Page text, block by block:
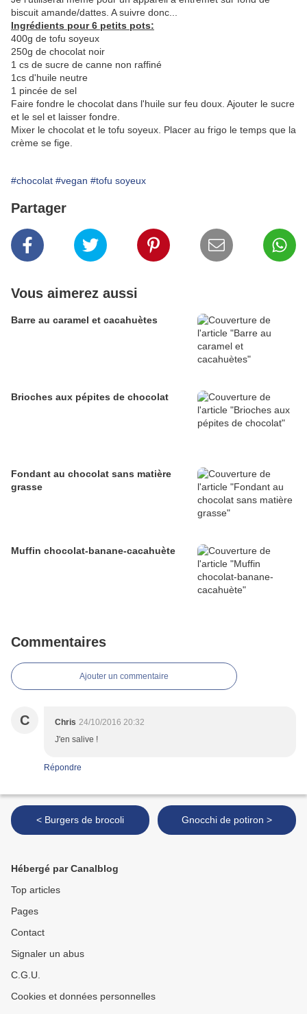
biscuit amande/dattes. A suivre donc...
Ingrédients pour 6 petits pots:
400g de tofu soyeux
250g de chocolat noir
1 cs de sucre de canne non raffiné
1cs d'huile neutre
1 pincée de sel
Faire fondre le chocolat dans l'huile sur feu doux. Ajouter le sucre
et le sel et laisser fondre.
Mixer le chocolat et le tofu soyeux. Placer au frigo le temps que la
crème se fige.
#chocolat #vegan #tofu soyeux
Partager
Vous aimerez aussi
Barre au caramel et cacahuètes
Brioches aux pépites de chocolat
Fondant au chocolat sans matière
grasse
Muffin chocolat-banane-cacahuète
Commentaires
Ajouter un commentaire
C Chris 24/10/2016 20:32
J'en salive !
Répondre
< Burgers de brocoli Gnocchi de potiron >
Hébergé par Canalblog
Top articles
Pages
Contact
Signaler un abus
C.G.U.
Cookies et données personnelles